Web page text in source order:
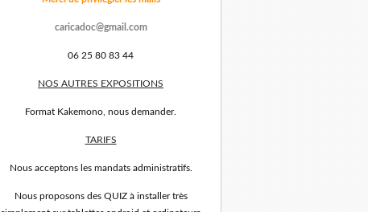
caricadoc@gmail.com
06 25 80 83 44
NOS AUTRES EXPOSITIONS
Format Kakemono, nous demander.
TARIFS
Nous acceptons les mandats administratifs.
Nous proposons des QUIZ à installer très